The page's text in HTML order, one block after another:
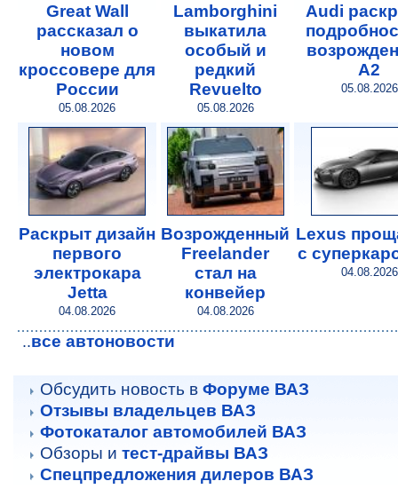
Great Wall
рассказал о
новом
кроссовере для
России
05.08.2026
Lamborghini
выкатила
особый и
редкий
Revuelto
05.08.2026
Audi
A2
05.08.2026
Раскрыт дизайн
первого
электрокара
Jetta
04.08.2026
Возрожденный
Freelander
стал на
конвейер
04.08.2026
Lexus
с
04.08.2026
..все автоновости
Обсудить новость в Форуме ВАЗ
Отзывы владельцев ВАЗ
Фотокаталог автомобилей ВАЗ
Обзоры и тест-драйвы ВАЗ
Спецпредложения дилеров ВАЗ